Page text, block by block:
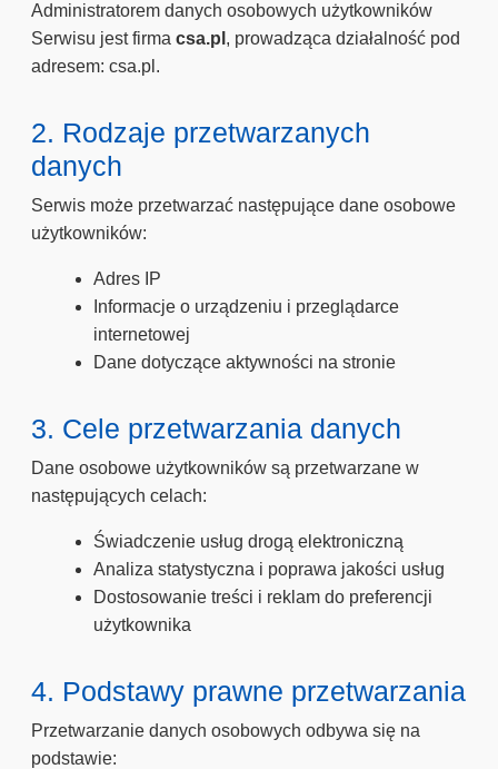
Administratorem danych osobowych użytkowników
Serwisu jest firma csa.pl , prowadząca działalność pod
adresem: csa.pl.
2. Rodzaje przetwarzanych
danych
Serwis może przetwarzać następujące dane osobowe
użytkowników:
Adres IP
Informacje o urządzeniu i przeglądarce
internetowej
Dane dotyczące aktywności na stronie
3. Cele przetwarzania danych
Dane osobowe użytkowników są przetwarzane w
następujących celach:
Świadczenie usług drogą elektroniczną
Analiza statystyczna i poprawa jakości usług
Dostosowanie treści i reklam do preferencji
użytkownika
4. Podstawy prawne przetwarzania
Przetwarzanie danych osobowych odbywa się na
podstawie: